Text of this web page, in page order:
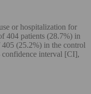
or hospitalization for
404 patients (28.7%) in
(25.2%) in the control
interval [CI],